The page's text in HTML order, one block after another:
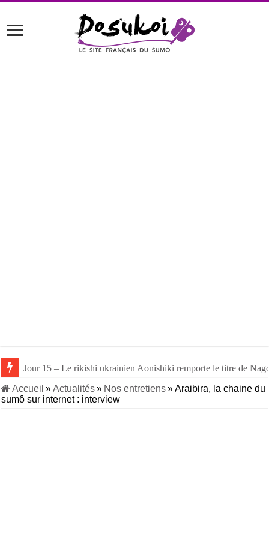
Jour 15 – Le rikishi ukrainien Aonishiki remporte le titre de
Accueil »Actualités» Nos entretiens»Araibira, la chaine du
sumô sur internet : interview